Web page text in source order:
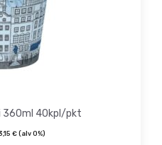
360ml 40kpl/pkt
€(alv 0%)